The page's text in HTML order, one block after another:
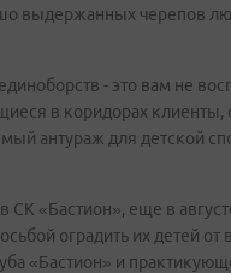
выдержанных черепов
- это вам не
в коридорах
антураж для детской
«Бастион», еще в
оградить их детей от
«Бастион» и